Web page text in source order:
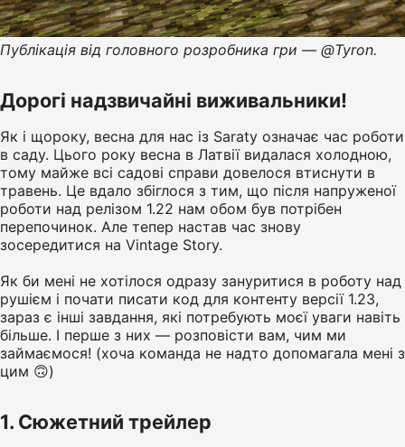
Публікація від головного розробника гри — @Tyron.
Дорогі надзвичайні виживальники!
Як і щороку, весна для нас із Saraty означає час роботи
в саду. Цього року весна в Латвії видалася холодною,
тому майже всі садові справи довелося втиснути в
травень. Це вдало збіглося з тим, що після напруженої
роботи над релізом 1.22 нам обом був потрібен
перепочинок. Але тепер настав час знову
зосередитися на Vintage Story.
Як би мені не хотілося одразу зануритися в роботу над
рушієм і почати писати код для контенту версії 1.23,
зараз є інші завдання, які потребують моєї уваги навіть
більше. І перше з них — розповісти вам, чим ми
займаємося! (хоча команда не надто допомагала мені з
цим 🙃)
1. Сюжетний трейлер